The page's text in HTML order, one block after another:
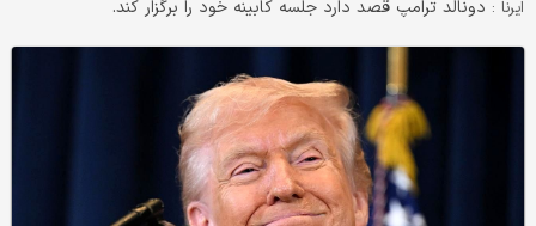
ایرنا : دونالد ترامپ قصد دارد جلسه کابینه خود را برگزار کند.